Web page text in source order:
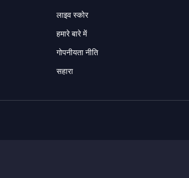
लाइव स्कोर
हमारे बारे में
गोपनीयता नीति
सहारा